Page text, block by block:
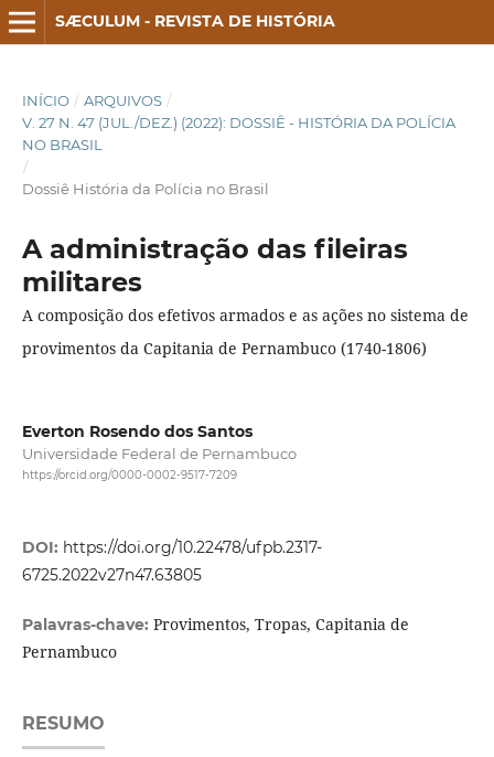
SÆCULUM - REVISTA DE HISTÓRIA
INÍCIO / ARQUIVOS /
V. 27 N. 47 (JUL./DEZ.) (2022): DOSSIÊ - HISTÓRIA DA POLÍCIA
NO BRASIL
/
Dossiê História da Polícia no Brasil
A administração das fileiras
militares
A composição dos efetivos armados e as ações no sistema de
provimentos da Capitania de Pernambuco (1740-1806)
Everton Rosendo dos Santos
Universidade Federal de Pernambuco
https://orcid.org/0000-0002-9517-7209
DOI: https://doi.org/10.22478/ufpb.2317-
6725.2022v27n47.63805
Palavras-chave: Provimentos, Tropas, Capitania de
Pernambuco
RESUMO